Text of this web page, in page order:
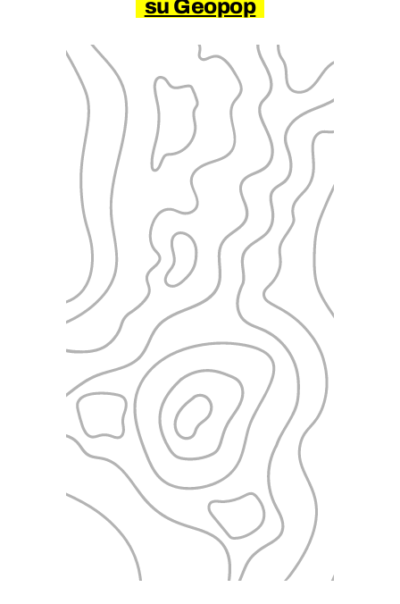
su Geopop